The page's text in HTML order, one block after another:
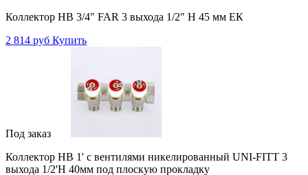
Коллектор НВ 3/4" FAR 3 выхода 1/2" Н 45 мм ЕК
2 814 руб Купить
Под заказ
Коллектор НВ 1' с вентилями никелированный UNI-FITT 3
выхода 1/2'Н 40мм под плоскую прокладку